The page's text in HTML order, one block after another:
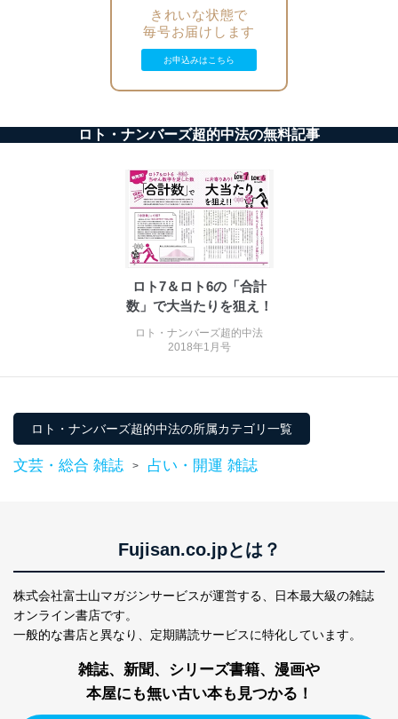
の不要なアクセスを防止しています。
アクセス者の識別と認証
機器に標準装備されているユーザー制御機能（ユ
ーザーアカウント制御）により、個人情報データ
個人データを取り扱う機器等のオペレーティング
システムを最新の状態に保持しています。
個人データを取り扱う機器等にセキュリティ対策
ソフトウェア等を導入し、自動更新 機能等の活用
により、これを最新状態としています。
情報システムの使用に伴う漏洩等の防止
メール等により個人データの含まれるファイルを
送信する場合に、当該ファイルへのパスワードを
個人情報保護マネジメントシステムの継続的改善
株式会社富士山マガジンサービス 個人情報問い合わせ
TEL：0570-200-223
FAX：03-5459-7073
e-mail：cs@fujisan.co.jp
改訂：2025年2月20日
制定：2005年4月1日
株式会社富士山マガジンサービス
代表取締役会長 西野 伸一郎
きれいな状態で
毎号お届けします
お申込みはこちら
ロト・ナンバーズ超的中法の無料記事
ロト7＆ロト6の「合計
数」で大当たりを狙え！
ロト・ナンバーズ超的中法
2018年1月号
ロト・ナンバーズ超的中法の所属カテゴリ一覧
文芸・総合 雑誌 > 占い・開運 雑誌
Fujisan.co.jpとは？
株式会社富士山マガジンサービスが運営する、
日本最大級の雑誌
オンライン書店です。
一般的な書店と異なり、 定期購読サービスに特化しています。
雑誌、新聞、シリーズ書籍、漫画や
本屋にも無い古い本も見つかる！